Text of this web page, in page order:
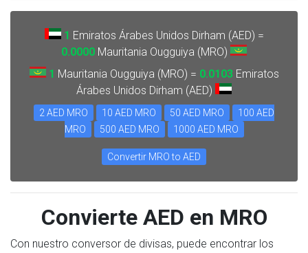
1 Emiratos Árabes Unidos Dirham (AED) =
0.0000 Mauritania Ougguiya (MRO)
1 Mauritania Ougguiya (MRO) = 0.0103 Emiratos
Árabes Unidos Dirham (AED)
2 AED MRO 10 AED MRO 50 AED MRO
100 AED
MRO
500 AED MRO 1000 AED MRO
Convertir MRO to AED
Convierte AED en MRO
Con nuestro conversor de divisas, puede encontrar los